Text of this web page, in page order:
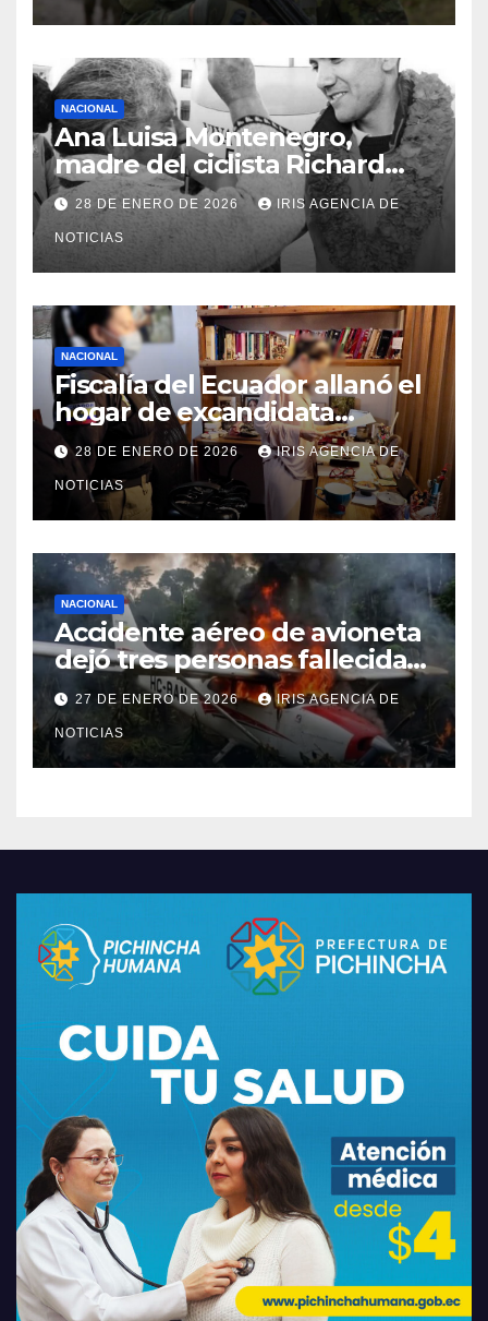
NACIONAL
Ana Luisa Montenegro,
madre del ciclista Richard
Carapaz falleció en Tulcán, a
los 73 años
28 DE ENERO DE 2026 IRIS AGENCIA DE
NOTICIAS
NACIONAL
Fiscalía del Ecuador allanó el
hogar de excandidata
presidencial vinculada al caso
Caja Chica
28 DE ENERO DE 2026 IRIS AGENCIA DE
NOTICIAS
NACIONAL
Accidente aéreo de avioneta
dejó tres personas fallecidas
en provincia de Morona
Santiago
27 DE ENERO DE 2026 IRIS AGENCIA DE
NOTICIAS